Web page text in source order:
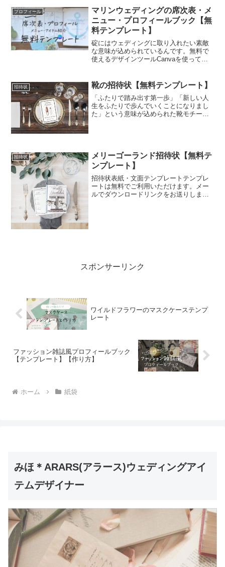
ーパーアイテムにさりげなく取り入れ
て、オシャレに素敵な意味を伝...
プロフィール
マリンウェディングの席次表・メ
ニュー・プロフィールブック【無
料テンプレート】
碇にはウェディングに取り入れたい素敵
な意味が込められているんです。無料で
使えるデザインツールCanvaを使って作
ストの心に残るものになりますように。
招待状 靴の招待状【無料テンプレート】
「ふたりで踏み出す第一歩」「新しい人
生をふたりで歩んでいくことになりまし
た」という意味が込められた靴モチーフ
招待状
メリーゴーランド招待状【無料テ
ンプレート】
招待状表紙・文面テンプレートテンプレ
ートは無料でご利用いただけます。メー
ルでダウンロードリンクをお送りします
スポンサーリンク
ワイルドフラワーのマスクケーステンプ
レート
ファッション雑誌風プロフィールブック
【テンプレート】【作り方】
ホーム 紙袋
みほ＊ARARS(アラース)ウェディングアイ
テムデザイナー